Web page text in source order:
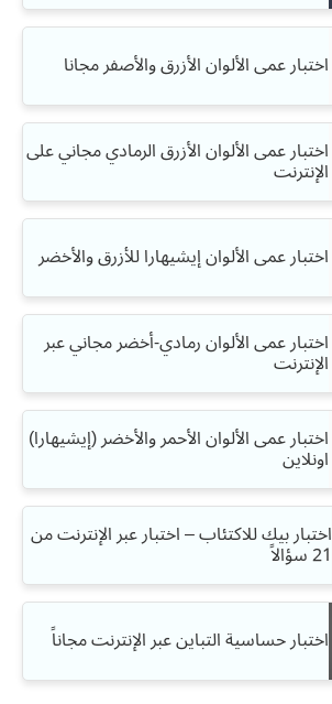
اختبار عمى الألوان الأزرق والأصفر مجانا
اختبار عمى الألوان الأزرق الرمادي مجاني على
الإنترنت
اختبار عمى الألوان إيشيهارا للأزرق والأخضر
اختبار عمى الألوان رمادي-أخضر مجاني عبر
الإنترنت
اختبار عمى الألوان الأحمر والأخضر (إيشيهارا)
اونلاين
اختبار بيك للاكتئاب – اختبار عبر الإنترنت من
21 سؤالاً
اختبار حساسية التباين عبر الإنترنت مجاناً